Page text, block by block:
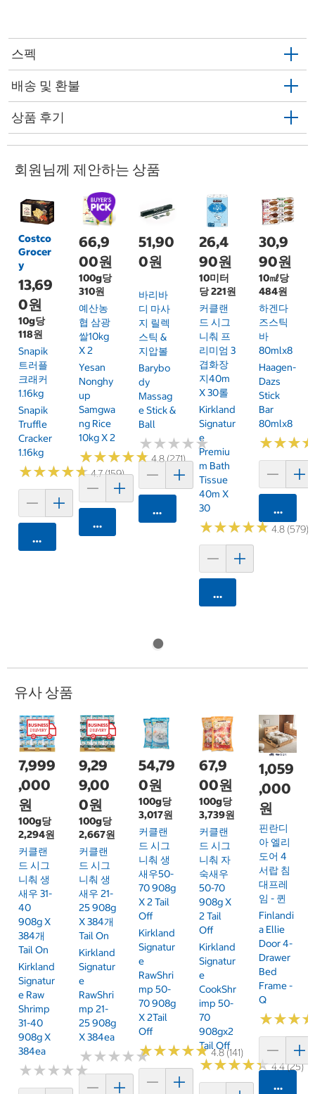
스펙
배송 및 환불
상품 후기
회원님께 제안하는 상품
Costco
Grocer
y
13,69
0원
10g당
118원
Snapik
트러플
크래커
1.16kg
Snapik
Truffle
Cracker
1.16kg
★★★★★
★★★★★4.7 (159)
카트에 담기
66,9
00원
100g당
310원
예산농
협 삼광
쌀10kg
X 2
Yesan
Nonghy
Up
Samgwa
Ng Rice
10kg X 2
★★★★★
★★★★★4.8 (271)
카트에 담기
51,90
0원
바리바
디 마사
지 릴렉
스틱 &
지압볼
Barybo
Dy
Massag
E Stick &
Ball
★★★★★
★★★★★
카트에 담기
26,4
90원
10미터
당 221원
커클랜
드 시그
니춰 프
리미엄 3
겹화장
지40m
X 30롤
Kirkland
Signatur
E
Premiu
M Bath
Tissue
40m X
30
★★★★★
★★★★★4.8 (579)
카트에 담기
30,9
90원
10㎖당
484원
하겐다
즈스틱
바
80mlx8
Haagen-
Dazs
Stick
Bar
80mlx8
★★★
★★★
카트에
유사 상품
7,999
,000
원
100g당
2,294원
커클랜
드 시그
니춰 생
새우 31-
40
908g X
384개
Tail On
Kirkland
Signatur
E Raw
Shrimp
31-40
908g X
384ea
★★★★★
★★★★★
9,29
9,00
0원
100g당
2,667원
커클랜
드 시그
니춰 생
새우 21-
25 908g
X 384개
Tail On
Kirkland
Signatur
E
RawShri
Mp 21-
25 908g
X 384ea
★★★★★
★★★★★
54,79
0원
100g당
3,017원
커클랜
드 시그
니춰 생
새우50-
70 908g
X 2 Tail
Off
Kirkland
Signatur
E
RawShri
Mp 50-
70 908g
X 2Tail
Off
★★★★★
★★★★★4.8 (141)
67,9
00원
100g당
3,739원
커클랜
드 시그
니춰 자
숙새우
50-70
908g X
2 Tail
Off
Kirkland
Signatur
E
CookShr
Imp 50-
70
908gx2
Tail Off
★★★★★
★★★★★4.4 (25)
1,059
,000
원
핀란디
아 엘리
도어 4
서랍 침
대프레
임 - 퀸
Finlandi
A Ellie
Door 4-
Drawer
Bed
Frame -
Q
★★★
★★★
카트에